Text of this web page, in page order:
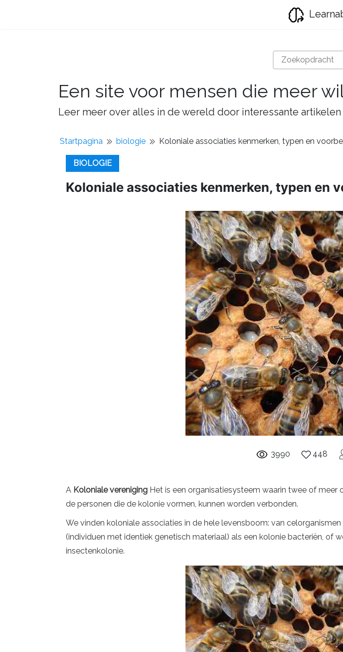
Een site voor mensen die meer
Leer meer over alles in de wereld door interessante
Startpagina biologie Koloniale associaties kenmerken, typen en
BIOLOGIE
Koloniale associaties kenmerken, typen en
3990 448
A Koloniale vereniging Het is een organisatiesysteem waarin twee of meer
de personen die de kolonie vormen, kunnen worden verbonden.
We vinden koloniale associaties in de hele levensboom: van
(individuen met identiek genetisch materiaal) als een kolonie bacteriën, of
insectenkolonie.